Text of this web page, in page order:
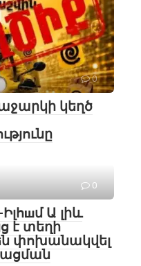
0
կեղծ
0
Ա լիև
է տեղի
փոխանակվել